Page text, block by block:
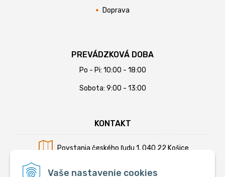
Vaše nastavenie cookies
Doprava
PREVÁDZKOVÁ DOBA
Po - Pi: 10:00 - 18:00
Sobota: 9:00 - 13:00
KONTAKT
Povstania českého ľudu 1, 040 22 Košice
Mobil:+421 902 794 355